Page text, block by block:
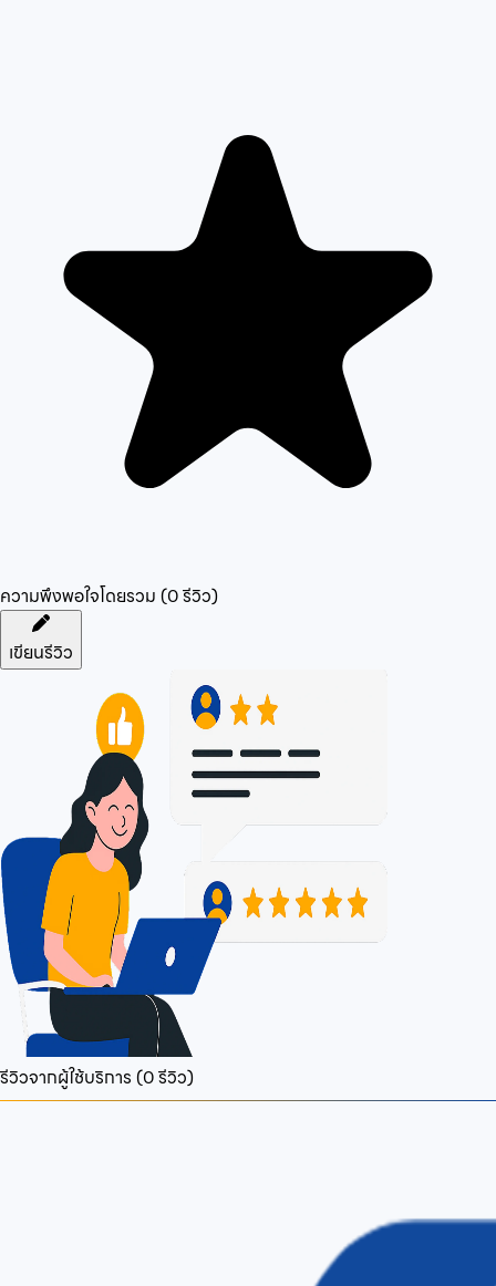
ความพึงพอใจโดยรวม (0รีวิว)
เขียนรีวิว
รีวิวจากผู้ใช้บริการ (0รีวิว)